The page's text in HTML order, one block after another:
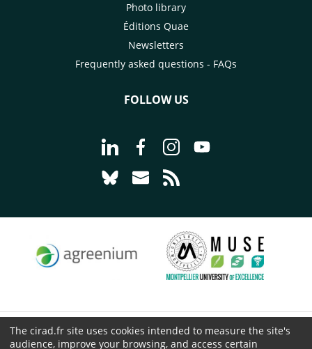
Photo library
Éditions Quae
Newsletters
Frequently asked questions - FAQs
FOLLOW US
Go to page Follow us on LinkedIn -
Go to page Follow us on
Go to page Follow us on
Go to page Follow
Go to page Follow us on Bluesky -
Go to page Contact us - CIRAD
© CIRAD 2026
The cirad.fr site uses cookies intended to measure the site's
audience, improve your browsing, and access certain